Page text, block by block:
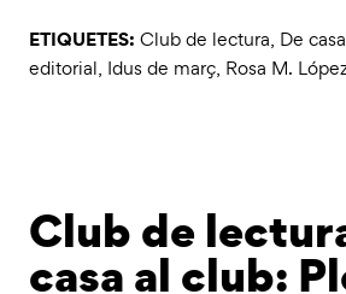
ETIQUETES: Club de lectura, De
editorial, Idus de març, Rosa M.
Club de
casa al club: